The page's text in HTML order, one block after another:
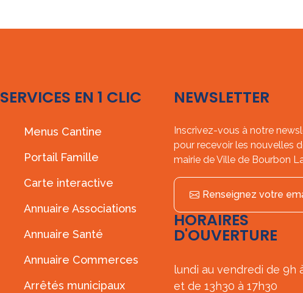
SERVICES EN 1 CLIC
Menus Cantine
Portail Famille
Carte interactive
Annuaire Associations
Annuaire Santé
Annuaire Commerces
Arrêtés municipaux
NEWSLETTER
Inscrivez-vous à notre
pour recevoir les nouvelles
mairie de Ville de Bourbon
Renseignez votre
HORAIRES
D'OUVERTURE
lundi au vendredi de 9h
et de 13h30 à 17h30